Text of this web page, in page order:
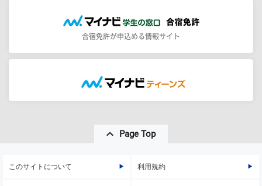
合宿免許が申込める情報サイト
Page Top
このサイトについて 利用規約